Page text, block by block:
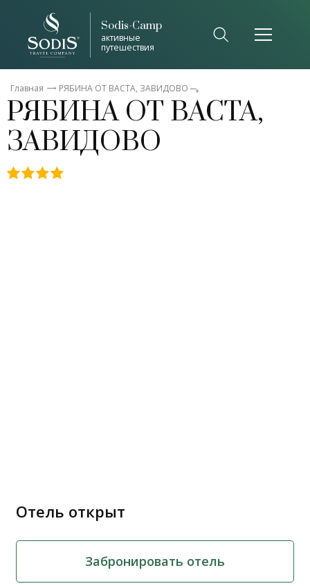
Sodis-Camp
активные
путешествия
Главная РЯБИНА ОТ ВАСТА, ЗАВИДОВО
РЯБИНА ОТ ВАСТА,
ЗАВИДОВО
Отель открыт
Забронировать отель
Список общепринятых сокращений